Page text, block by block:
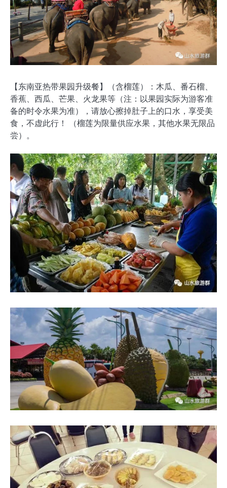
【东南亚热带果园升级餐】（含榴莲）：木瓜、番石榴、
香蕉、西瓜、芒果、火龙果等（注：以果园实际为游客准
备的时令水果为准），请放心擦掉肚子上的口水，享受美
食，不虚此行！ （榴莲为限量供应水果，其他水果无限品
尝）。